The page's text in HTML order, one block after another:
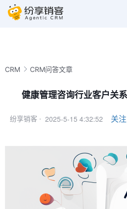
CRM CRM问答文章
健康管理咨询行业客户关
纷享销客 · 2025-5-15 4:32:52 关注